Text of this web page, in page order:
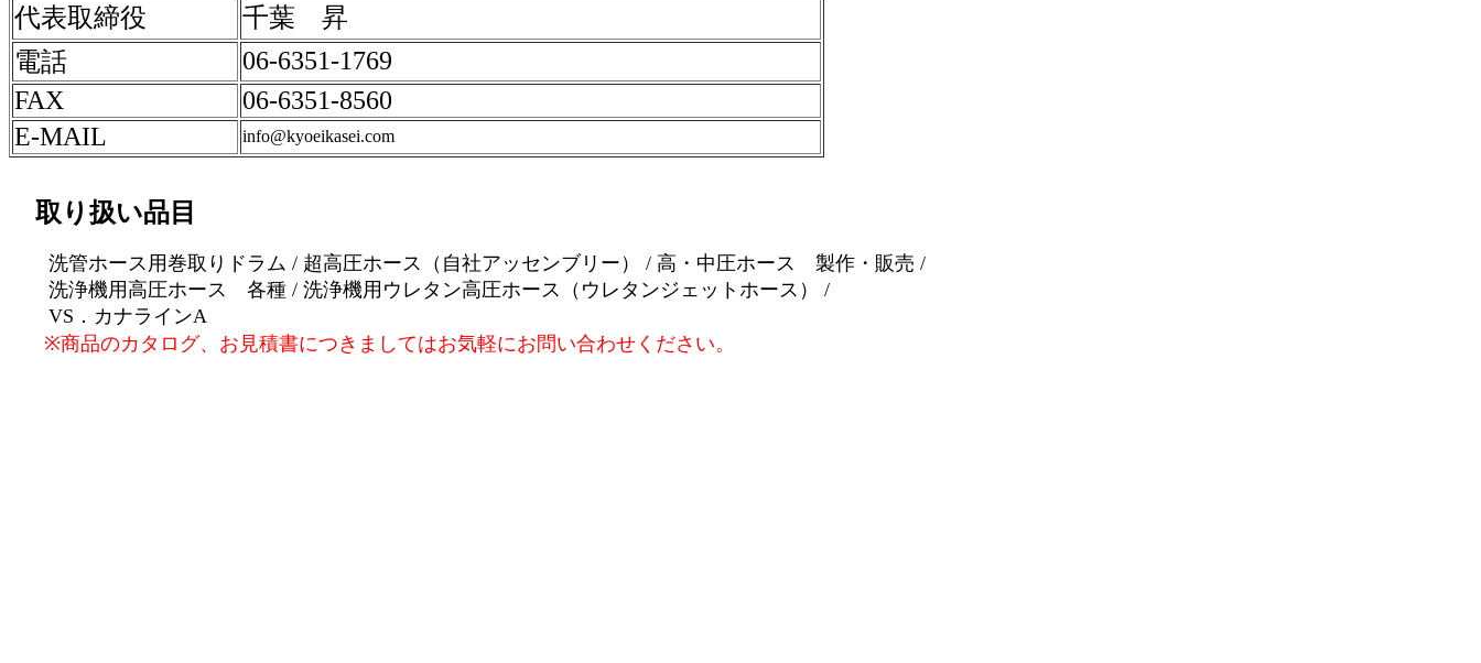
代表取締役
千葉 昇
電話
06-6351-1769
FAX
06-6351-8560
E-MAIL
info@kyoeikasei.com
取り扱い品目
洗管ホース用巻取りドラム / 超高圧ホース（自社アッセンブリー） / 高・中圧ホース 製作・販売 /
洗浄機用高圧ホース 各種 / 洗浄機用ウレタン高圧ホース（ウレタンジェットホース） /
VS．カナラインA
※商品のカタログ、お見積書につきましてはお気軽にお問い合わせください。